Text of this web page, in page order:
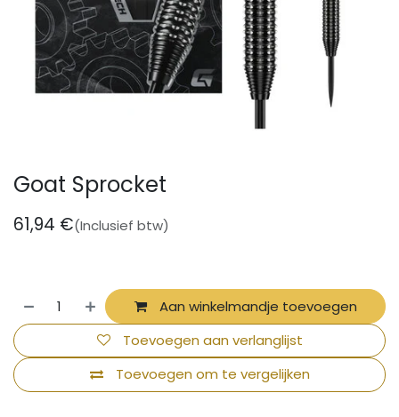
Goat Sprocket
61,94 €(Inclusief btw)
Aan winkelmandje toevoegen
Toevoegen om te vergelijken
Toevoegen aan verlanglijst